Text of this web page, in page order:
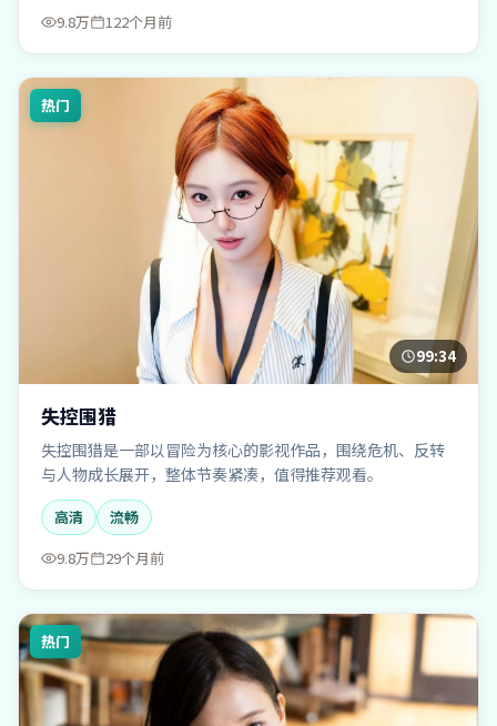
9.8万
122个月前
热门
99:34
失控围猎
失控围猎是一部以冒险为核心的影视作品，围绕危机、反转
与人物成长展开，整体节奏紧凑，值得推荐观看。
高清
流畅
9.8万
29个月前
热门